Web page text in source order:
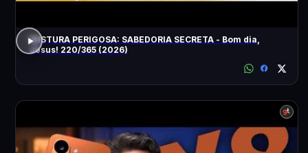
MISTURA PERIGOSA: SABEDORIA SECRETA - Bom dia,
Jesus! 220/365 (2026)